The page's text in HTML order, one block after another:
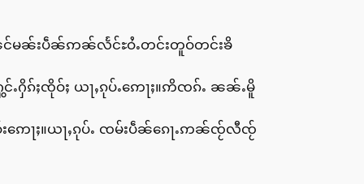
င်မၼ်းပဵၼ်ဢၼ်လႅင်ႊဝႆႉတင်းတူဝ်တင်းၶိ
ႁိၵ်ႈၸိုဝ်ႈ ယႃႇၵုပ်ႉဢေႃႈ။ဢိၸၵ်ႉ ၼၼ်ႉမိူ
ေႃႈ။ယႃႇၵုပ်ႉ ၸမ်းပဵၼ်ၵေႃႉဢၼ်ၸႂ်လီၸႂ်